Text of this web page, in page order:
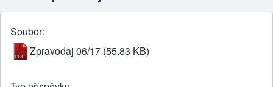
Drobečková navigace
Soubor
Zpravodaj 06/17 (55.83 KB)